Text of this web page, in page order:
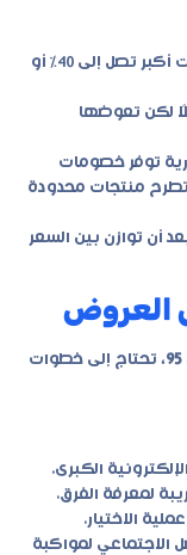
تقدم عادة خصومات أكبر تصل إلى 40% أو
لكن تعوضها
توفر خصومات
تطرح منتجات محدودة
أن توازن بين السعر
العروض
، تحتاج إلى خطوات
الكبرى.
لمعرفة الفرق.
الاختيار.
الاجتماعي لمواكبة